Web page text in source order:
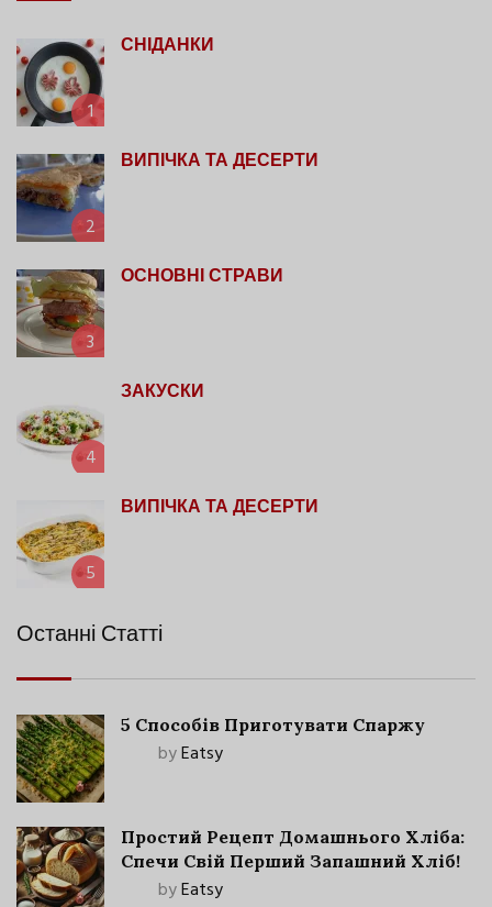
1
СНІДАНКИ
2
ВИПІЧКА ТА ДЕСЕРТИ
3
ОСНОВНІ СТРАВИ
4
ЗАКУСКИ
5
ВИПІЧКА ТА ДЕСЕРТИ
Останні Статті
5 Способів Приготувати Спаржу
byEatsy
Простий Рецепт Домашнього Хліба:
Спечи Свій Перший Запашний Хліб!
byEatsy